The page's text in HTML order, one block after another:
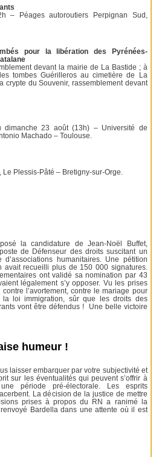
– Péages autoroutiers Perpignan Sud,
pour la libération des Pyrénées-
devant la mairie de La Bastide ; à
tombes Guérilleros au cimetière de La
crypte du Souvenir, rassemblement devant
23 août (13h) – Université de
Machado – Toulouse.
Plessis-Pâté – Bretigny-sur-Orge.
la candidature de Jean-Noël Buffet,
de Défenseur des droits suscitant un
humanitaires. Une pétition
avait recueilli plus de 150 000 signatures.
ont validé sa nomination par 43
légalement s’y opposer. Vu les prises
l’avortement, contre le mariage pour
loi immigration, sûr que les droits des
vont être défendus ! Une belle victoire
humeur !
laisser embarquer par votre subjectivité et
sur les éventualités qui peuvent s’offrir à
période pré-électorale. Les esprits
La décision de la justice de mettre
prises à propos du RN a ranimé la
Bardella dans une attente où il est